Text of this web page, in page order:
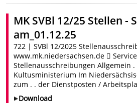
MK SVBl 12/25 Stellen -
am_01.12.25
722 | SVBl 12/2025
www.mk.niedersachsen.de 
Stellenausschreibungen Allgemein
Kultusministerium Im
zum . . der Dienstposten /
Download